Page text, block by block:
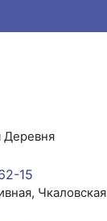
Деревня
15
Чкаловская